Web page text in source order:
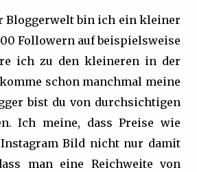
Bloggerwelt bin ich ein kleiner
Followern auf beispielsweise
ich zu den kleineren in der
schon manchmal meine
bist du von durchsichtigen
Ich meine, dass Preise wie
Bild nicht nur damit
man eine Reichweite von